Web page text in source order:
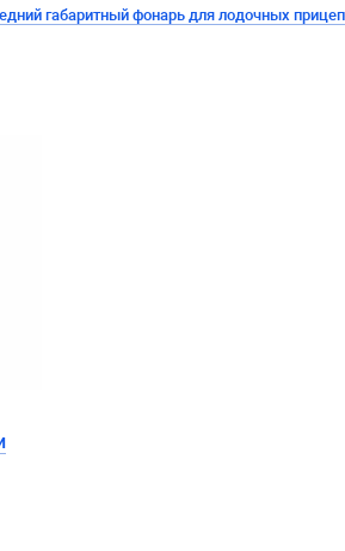
габаритный фонарь для лодочных